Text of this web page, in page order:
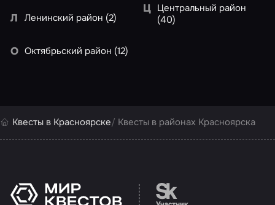
Л Ленинский район (2)
О Октябрьский район (12)
Ц Центральный район
(40)
Квесты в Красноярске Квесты в районах Красноярска
Перейти на сайт